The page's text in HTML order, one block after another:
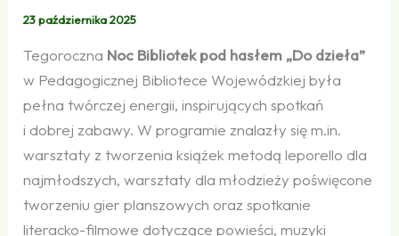
23 października 2025
Tegoroczna Noc Bibliotek pod hasłem „Do dzieła”
w Pedagogicznej Bibliotece Wojewódzkiej była
pełna twórczej energii, inspirujących spotkań
i dobrej zabawy. W programie znalazły się m.in.
warsztaty z tworzenia książek metodą leporello dla
najmłodszych, warsztaty dla młodzieży poświęcone
tworzeniu gier planszowych oraz spotkanie
literacko-filmowe dotyczące powieści, muzyki